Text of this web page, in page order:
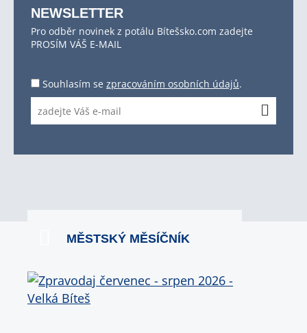
NEWSLETTER
Pro odběr novinek z potálu Bítešsko.com zadejte
PROSÍM VÁŠ E-MAIL
Souhlasím se zpracováním osobních údajů.
MĚSTSKÝ MĚSÍČNÍK